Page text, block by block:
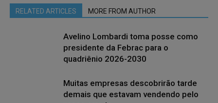
RELATED ARTICLES MORE FROM AUTHOR
Avelino Lombardi toma posse como
presidente da Febrac para o
quadriênio 2026-2030
Muitas empresas descobrirão tarde
demais que estavam vendendo pelo